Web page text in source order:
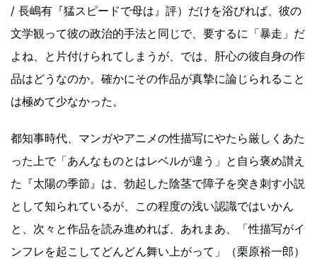
/ 長嶋有『猛スピードで母は』評）だけを浴びれば、彼の
文学観って彼の政治的手法と同じで、要するに「暴走」だ
よね、と片付けられてしまうが、では、肝心の彼自身の作
品はどうなのか。確かにその作品が真摯に論じられること
は極めて少なかった。
都知事時代、マンガやアニメの性描写にやたら厳しくあた
った上で「あんなものとはレベルが違う」と自ら褒め讃え
た『太陽の季節』は、勃起した陰茎で障子を突き刺す小説
として知られているが、この程度の浅い認識ではいかん
と、次々と作品を読み進めれば、あれまあ、「性描写がイ
ンフレを起こしてどんどん舞い上がって」（栗原裕一郎）